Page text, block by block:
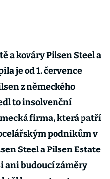
a kováry Pilsen Steel a
je od 1. července
z německého
to insolvenční
firma, která patří
podnikům v
Steel a Pilsen Estate
ani budoucí záměry